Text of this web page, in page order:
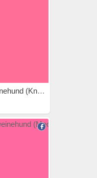
Schweinehund (Kniebeuge)